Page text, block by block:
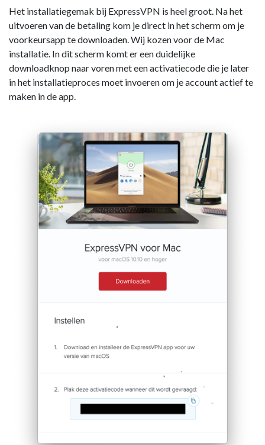
Het installatiegemak bij ExpressVPN is heel groot. Na het
uitvoeren van de betaling kom je direct in het scherm om je
voorkeursapp te downloaden. Wij kozen voor de Mac
installatie. In dit scherm komt er een duidelijke
downloadknop naar voren met een activatiecode die je later
in het installatieproces moet invoeren om je account actief te
maken in de app.